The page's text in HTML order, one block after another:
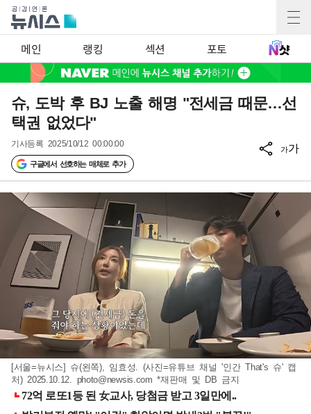
메인 랭킹 섹션 포토
슈, 도박 후 BJ 노출 해명 "전세금 때문…선
택권 없었다"
기사등록 2025/10/12 00:00:00
구글에서 선호하는 매체로 추가
가가
[서울=뉴시스] 슈(왼쪽), 임효성. (사진=유튜브 채널 '인간 That's 슈' 캡
처) 2025.10.12. photo@newsis.com *재판매 및 DB 금지